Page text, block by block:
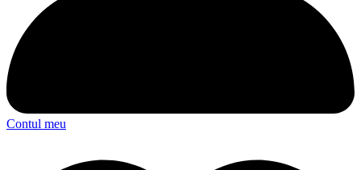
Contul meu